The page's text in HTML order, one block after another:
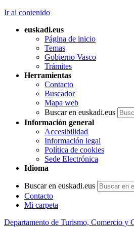
Ir al contenido
euskadi.eus
Página de inicio
Temas
Gobierno Vasco
Trámites
Herramientas
Contacto
Buscador
Mapa web
Buscar en euskadi.eus
Información general
Accesibilidad
Información legal
Política de cookies
Sede Electrónica
Idioma
Buscar en euskadi.eus
Contacto
Mi carpeta
Departamento de Turismo, Comercio y